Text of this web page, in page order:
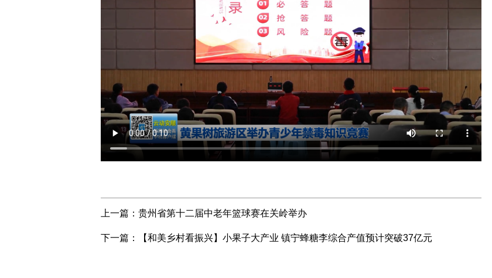
上一篇： 贵州省第十二届中老年篮球赛在关岭举办
下一篇： 【和美乡村看振兴】小果子大产业 镇宁蜂糖李综合产值预计突破37亿元